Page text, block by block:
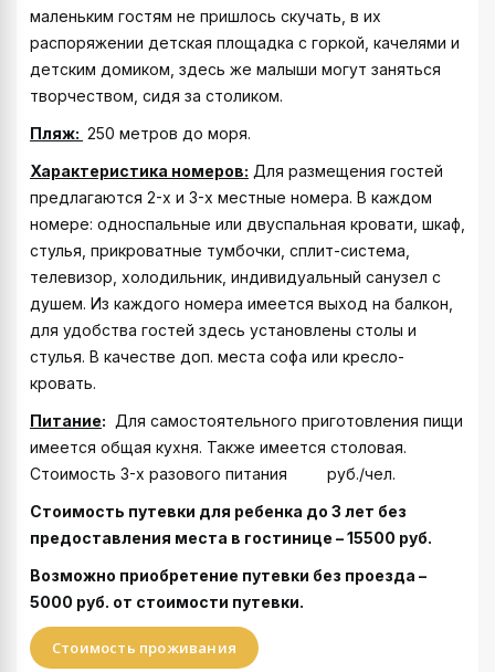
маленьким гостям не пришлось скучать, в их
распоряжении детская площадка с горкой, качелями и
детским домиком, здесь же малыши могут заняться
творчеством, сидя за столиком.
Пляж: 250 метров до моря.
Характеристика номеров: Для размещения гостей
предлагаются 2-х и 3-х местные номера. В каждом
номере: односпальные или двуспальная кровати, шкаф,
стулья, прикроватные тумбочки, сплит-система,
телевизор, холодильник, индивидуальный санузел с
душем. Из каждого номера имеется выход на балкон,
для удобства гостей здесь установлены столы и
стулья. В качестве доп. места софа или кресло-
кровать.
Питание: Для самостоятельного приготовления пищи
имеется общая кухня. Также имеется столовая.
Стоимость 3-х разового питания руб./чел.
Стоимость путевки для ребенка до 3 лет без
предоставления места в гостинице –15500 руб.
Возможно приобретение путевки без проезда –
5000 руб. от стоимости путевки.
Стоимость проживания